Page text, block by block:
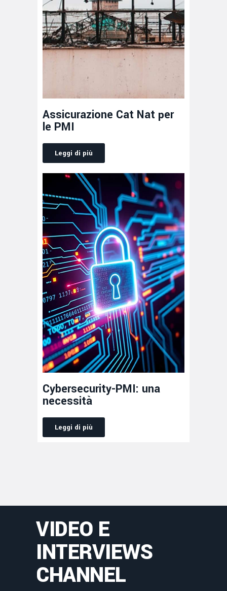
Assicurazione Cat Nat per
le PMI
Leggi di più
Cybersecurity-PMI: una
necessità
Leggi di più
VIDEO E
INTERVIEWS
CHANNEL